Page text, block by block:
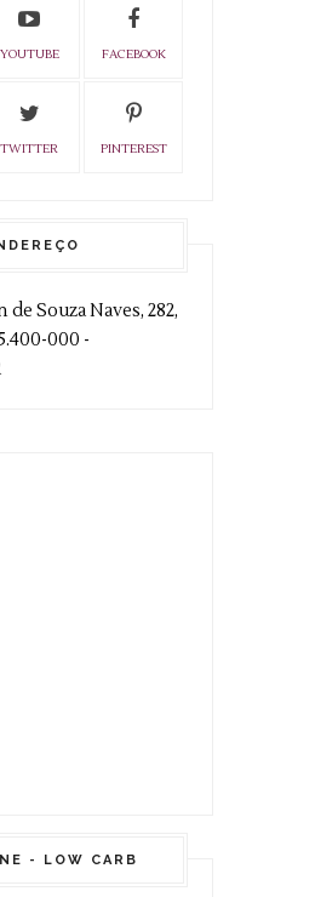
YOUTUBE FACEBOOK
TWITTER PINTEREST
Souza Naves, 282,
000 -
- LOW CARB